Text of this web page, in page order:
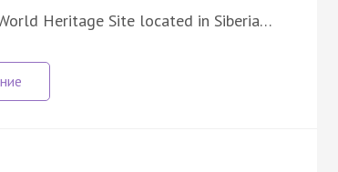
Heritage Site located in Siberia…